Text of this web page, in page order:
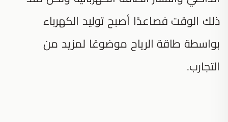
ذلك الوقت فصاعدًا أصبح توليد الكهرباء
بواسطة طاقة الرياح موضوعًا لمزيد من
التجارب.